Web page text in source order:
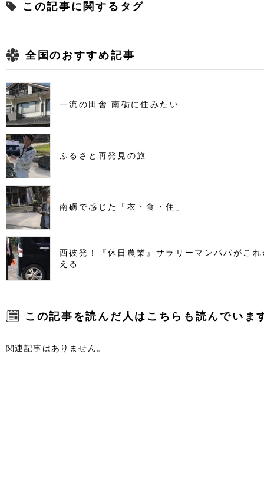
この記事に関するタグ
全国のおすすめ記事
一流の田舎 南砺に住みたい
ふるさと再発見の旅
南砺で感じた「衣・食・住」
西彼発！『休日農業』サラリーマンパパがこ
える
この記事を読んだ人はこちらも読んでいま
関連記事はありません。